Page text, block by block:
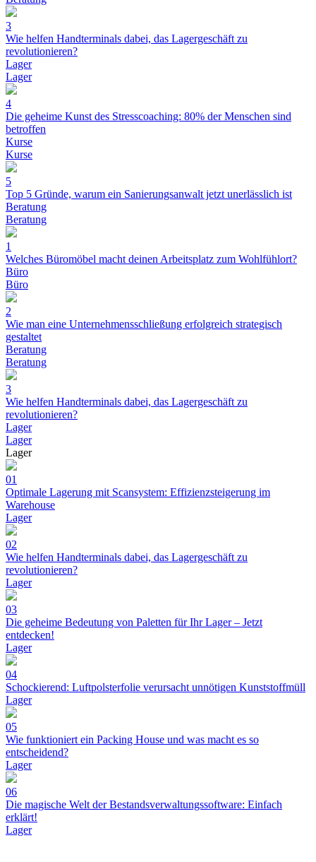
3
Wie helfen Handterminals dabei, das Lagergeschäft zu
revolutionieren?
Lager
Lager
4
Die geheime Kunst des Stresscoaching: 80% der Menschen sind
betroffen
Kurse
Kurse
5
Top 5 Gründe, warum ein Sanierungsanwalt jetzt unerlässlich ist
Beratung
Beratung
1
Welches Büromöbel macht deinen Arbeitsplatz zum Wohlfühlort?
Büro
Büro
2
Wie man eine Unternehmensschließung erfolgreich strategisch
gestaltet
Beratung
Beratung
3
Wie helfen Handterminals dabei, das Lagergeschäft zu
revolutionieren?
Lager
Lager
Lager
01
Optimale Lagerung mit Scansystem: Effizienzsteigerung im
Warehouse
Lager
02
Wie helfen Handterminals dabei, das Lagergeschäft zu
revolutionieren?
Lager
03
Die geheime Bedeutung von Paletten für Ihr Lager – Jetzt
entdecken!
Lager
04
Schockierend: Luftpolsterfolie verursacht unnötigen Kunststoffmüll
Lager
05
Wie funktioniert ein Packing House und was macht es so
entscheidend?
Lager
06
Die magische Welt der Bestandsverwaltungssoftware: Einfach
erklärt!
Lager